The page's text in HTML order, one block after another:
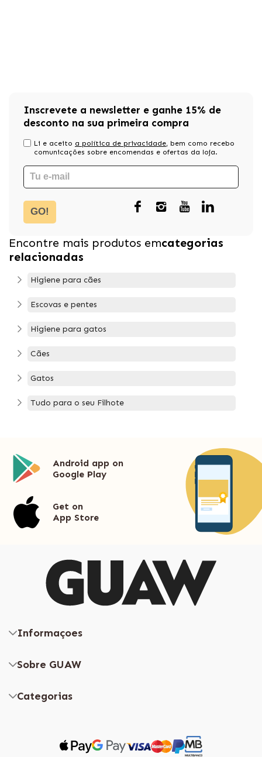
Inscrevete a newsletter e ganhe 15% de
desconto na sua primeira compra
Li e aceito a política de privacidade, bem como recebo
comunicações sobre encomendas e ofertas da loja.
GO!
Encontre mais produtos emcategorias
relacionadas
Higiene para cães
Escovas e pentes
Higiene para gatos
Cães
Gatos
Tudo para o seu Filhote
Android app on
Google Play
Get on
App Store
Informaçoes
Sobre GUAW
Categorias